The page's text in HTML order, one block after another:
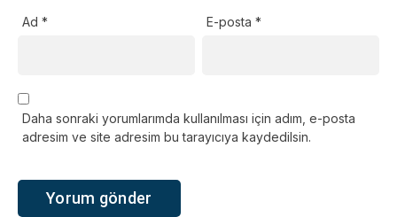
Ad * E-posta*
Daha sonraki yorumlarımda kullanılması için adım, e-posta
adresim ve site adresim bu tarayıcıya kaydedilsin.